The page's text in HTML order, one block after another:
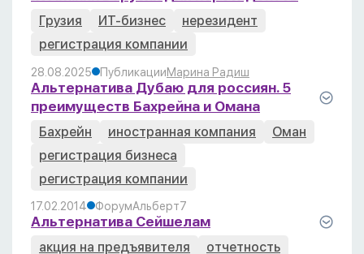
Грузия ИТ-бизнес
нерезидент
регистрация компании
28.08.2025 ПубликацииМарина Радиш
Альтернатива Дубаю для россиян. 5
преимуществ Бахрейна и Омана
Бахрейн иностранная компания
Оман
регистрация бизнеса
регистрация компании
17.02.2014 ФорумАльберт7
Альтернатива Сейшелам
акция на предъявителя отчетность